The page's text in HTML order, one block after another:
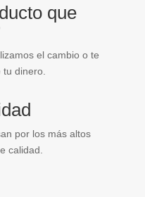
que
el cambio o te
dinero.
por los más altos
calidad.